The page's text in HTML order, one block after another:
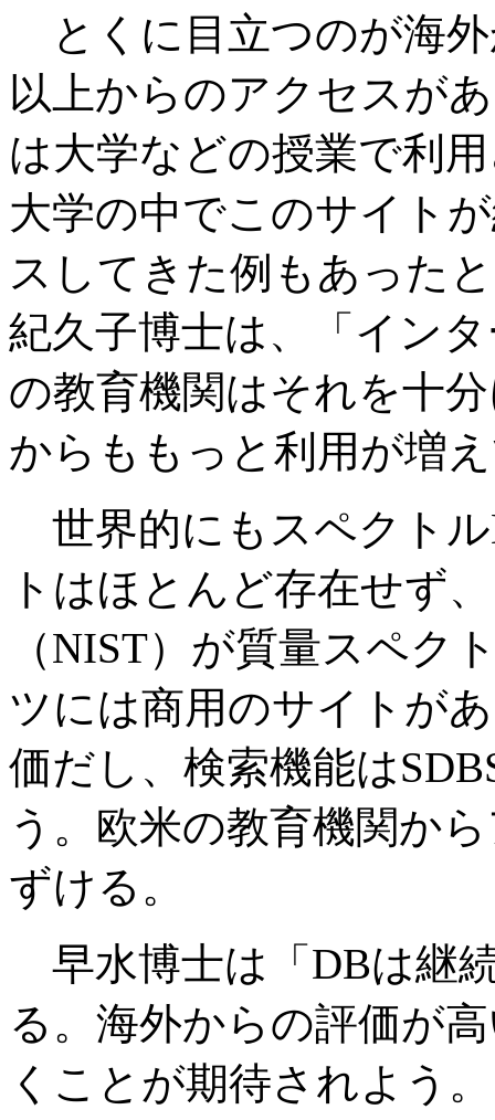
とくに目立つのが海
以上からのアクセスが
は大学などの授業で利
大学の中でこのサイト
スしてきた例もあった
紀久子博士は、「イン
の教育機関はそれを十
からももっと利用が増
世界的にもスペクトル
トはほとんど存在せず
（NIST）が質量スペク
ツには商用のサイトが
価だし、検索機能は
う。欧米の教育機関か
ずける。
早水博士は「 DBは継
る。海外からの評価が
くことが期待されよう。